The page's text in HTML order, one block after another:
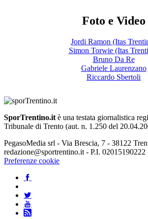
Foto e Video
Jordi Ramon (Itas
Simon Torwie (Itas
Bruno Da Re
Gabriele Laurenzano
Riccardo Sbertoli
SporTrentino.it è una testata giornalistica
Tribunale di Trento (aut. n. 1.250 del
PegasoMedia srl - Via Brescia, 7 - 38122
redazione@sportrentino.it - P.I. 02015190222
Preferenze cookie